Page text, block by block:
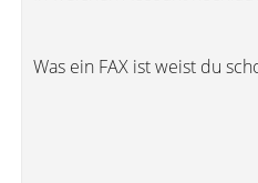
Was ein FAX ist weist du